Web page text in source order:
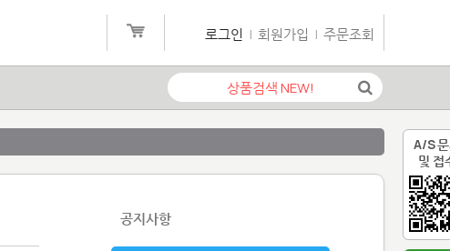
A/S
및 접
로그인 | 회원가입 | 주문조회
공지사항